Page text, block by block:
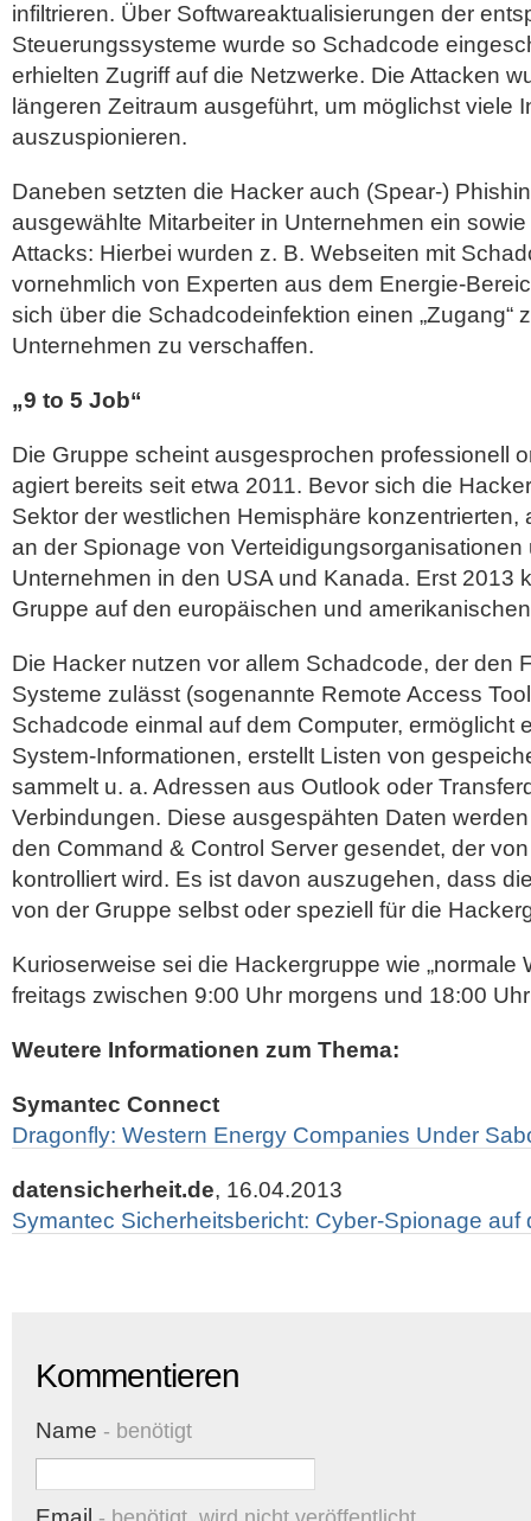
infiltrieren. Über Softwareaktualisierungen der
Steuerungssysteme wurde so Schadcode
erhielten Zugriff auf die Netzwerke. Die Attacken
längeren Zeitraum ausgeführt, um möglichst viele
auszuspionieren.
Daneben setzten die Hacker auch (Spear-)
ausgewählte Mitarbeiter in Unternehmen ein
Attacks: Hierbei wurden z. B. Webseiten mit
vornehmlich von Experten aus dem Energie-
sich über die Schadcodeinfektion einen „Zugang“
Unternehmen zu verschaffen.
„9 to 5 Job“
Die Gruppe scheint ausgesprochen professionell
agiert bereits seit etwa 2011. Bevor sich die
Sektor der westlichen Hemisphäre konzentrierten,
an der Spionage von Verteidigungsorganisationen
Unternehmen in den USA und Kanada. Erst 2013
Gruppe auf den europäischen und
Die Hacker nutzen vor allem Schadcode, der den
Systeme zulässt (sogenannte Remote Access
Schadcode einmal auf dem Computer, ermöglicht
System-Informationen, erstellt Listen von
sammelt u. a. Adressen aus Outlook oder
Verbindungen. Diese ausgespähten Daten
den Command & Control Server gesendet, der
kontrolliert wird. Es ist davon auszugehen, dass
von der Gruppe selbst oder speziell für die
Kurioserweise sei die Hackergruppe wie „normale
freitags zwischen 9:00 Uhr morgens und 18:00
Weutere Informationen zum Thema:
Symantec Connect
Dragonfly: Western Energy Companies Under
datensicherheit.de, 16.04.2013
Symantec Sicherheitsbericht: Cyber-Spionage auf
Kommentieren
Name - benötigt